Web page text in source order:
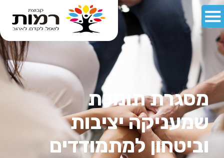
מסגרת תומכת
שמעניקה יציבות
וביטחון למתמודדים